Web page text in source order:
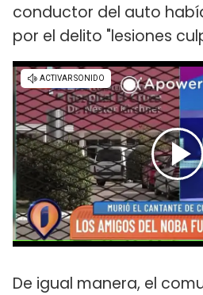
conductor del auto
por el delito "lesiones
De igual manera, el